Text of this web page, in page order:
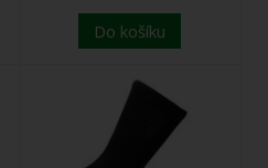
Do košíku